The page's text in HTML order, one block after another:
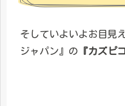
そしていよいよお目見
ジャパン』の 『カズピ